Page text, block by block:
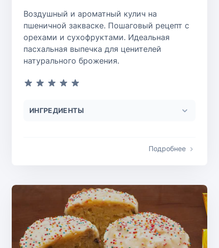
Воздушный и ароматный кулич на
пшеничной закваске. Пошаговый рецепт с
орехами и сухофруктами. Идеальная
пасхальная выпечка для ценителей
натурального брожения.
ИНГРЕДИЕНТЫ
Подробнее